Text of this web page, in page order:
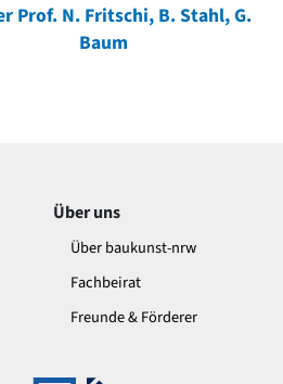
Prof. N. Fritschi, B. Stahl, G.
Baum
Über uns
Über baukunst-nrw
Fachbeirat
Freunde & Förderer